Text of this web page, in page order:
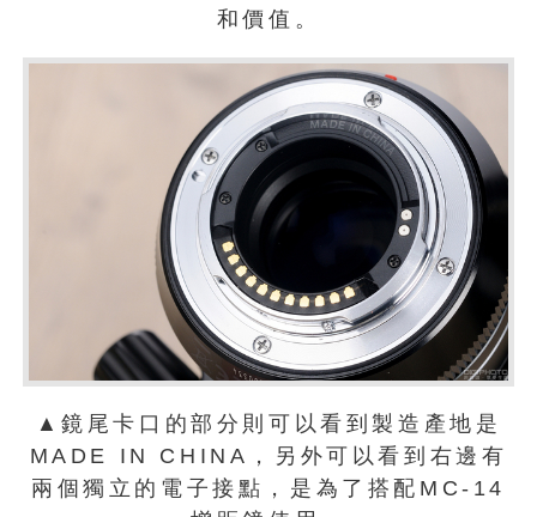
和價值。
▲鏡尾卡口的部分則可以看到製造產地是
MADE IN CHINA，另外可以看到右邊有
兩個獨立的電子接點，是為了搭配MC-14